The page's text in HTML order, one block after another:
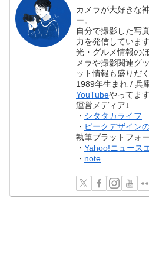
カメラが大好きな
ー。
自分で撮影した写
力を発信していま
光・グルメ情報の
メラや撮影関連グ
ット情報も盛りだ
1989年生まれ / 兵
YouTubeやってます
運営メディア↓
・ シタタカライフ
・ ピークデザイン
執筆プラットフォ
・Yahoo!ニュース
・ note